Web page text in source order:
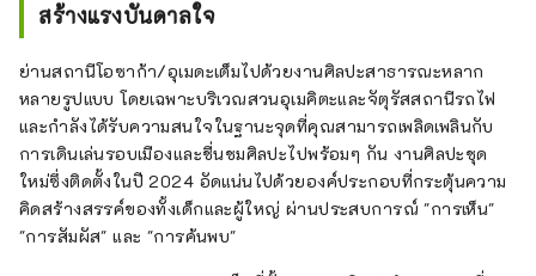
สร้างแรงบันดาลใจ
ย่านสถานีโอซาก้า/อุเมดะเต็มไปด้วยงานศิลปะสาธารณะหลาก
หลายรูปแบบ โดยเฉพาะบริเวณสวนอุเมคิตะและจัตุรัสสถานีรถไฟ
และกำลังได้รับความสนใจในฐานะจุดที่คุณสามารถเพลิดเพลินกับ
การเดินเล่นรอบเมืองและชื่นชมศิลปะไปพร้อมๆ กัน งานศิลปะชุด
ใหม่ซึ่งติดตั้งในปี 2024 อัดแน่นไปด้วยองค์ประกอบที่กระตุ้นความ
คิดสร้างสรรค์ของทั้งเด็กและผู้ใหญ่ ผ่านประสบการณ์ "การเห็น"
"การสัมผัส" และ "การค้นพบ"